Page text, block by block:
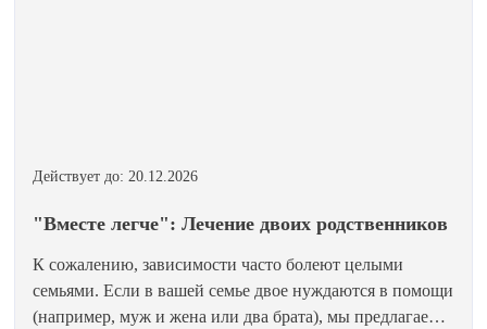
Действует до: 20.12.2026
"Вместе легче": Лечение двоих родственников
К сожалению, зависимости часто болеют целыми
семьями. Если в вашей семье двое нуждаются в помощи
(например, муж и жена или два брата), мы предлагаем